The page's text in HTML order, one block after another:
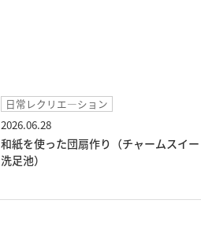
日常レクリエ―ション
2026.06.28
和紙を使った団扇作り（チャームスイ
洗足池）